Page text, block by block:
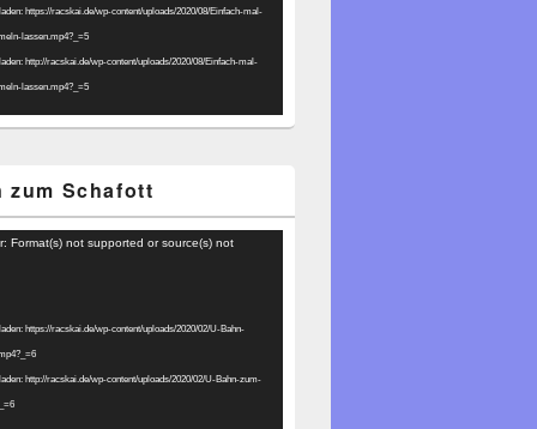
https://racskai.de/wp-content/uploads/2020/08/Einfach-mal-
lassen.mp4?_=5
http://racskai.de/wp-content/uploads/2020/08/Einfach-mal-
lassen.mp4?_=5
zum Schafott
Format(s) not supported or source(s) not
https://racskai.de/wp-content/uploads/2020/02/U-Bahn-
http://racskai.de/wp-content/uploads/2020/02/U-Bahn-zum-